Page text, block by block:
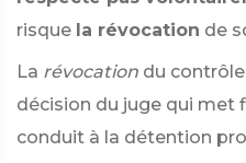
risque la révocation de
La révocation du
décision du juge qui met
conduit à la détention